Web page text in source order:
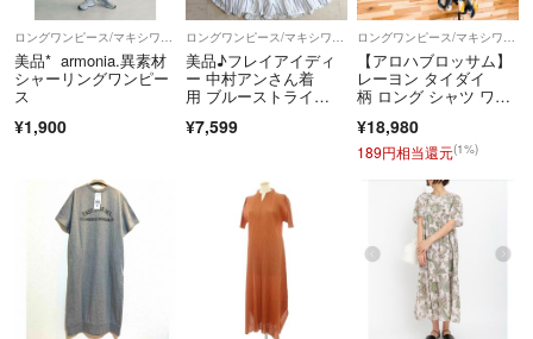
美品* armonia.異素材
シャーリングワンピー
ス
¥1,900
美品♪フレイアイディ
ー 中村アンさん着
用 ブルーストライ
¥7,599
【アロハブロッサム】
レーヨン タイダイ
柄 ロング シャツ ワン
×イエロー オープンカ
ラー 半袖 ドレス
¥18,980
189円相当還元(1%)